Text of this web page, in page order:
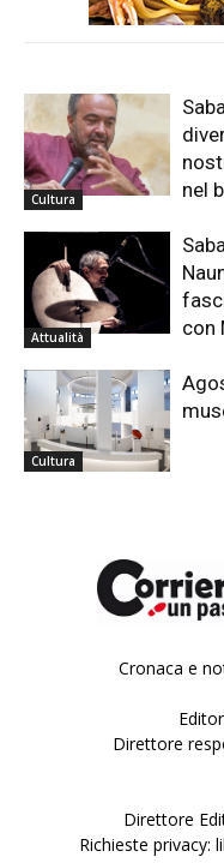
Cultura
nel
Attualità
con
Cultura
Cronaca e
Direttore
Direttore
Richieste privacy: